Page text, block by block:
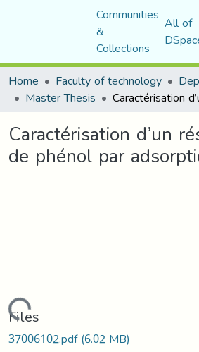
Communities
&
Collections
All of
Home
Faculty of technology
Master Thesis
Caractérisation d’un
de phénol par
Loading...
Files
37006102.pdf(6.02 MB)